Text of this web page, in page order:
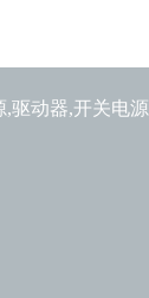
驱动器,开关电源